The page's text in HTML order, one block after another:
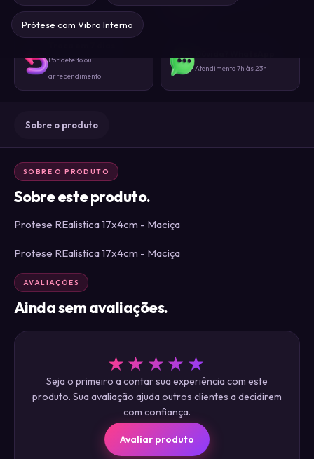
Prótese com Vibro Interno
Sem identificação externa
Por defeito ou
arrependimento
Atendimento 7h às 23h
Sobre o produto
SOBRE O PRODUTO
Sobre este produto.
Protese REalistica 17x4cm - Maciça
Protese REalistica 17x4cm - Maciça
AVALIAÇÕES
Ainda sem avaliações.
★★★★★
Seja o primeiro a contar sua experiência com este
produto. Sua avaliação ajuda outros clientes a decidirem
com confiança.
Avaliar produto